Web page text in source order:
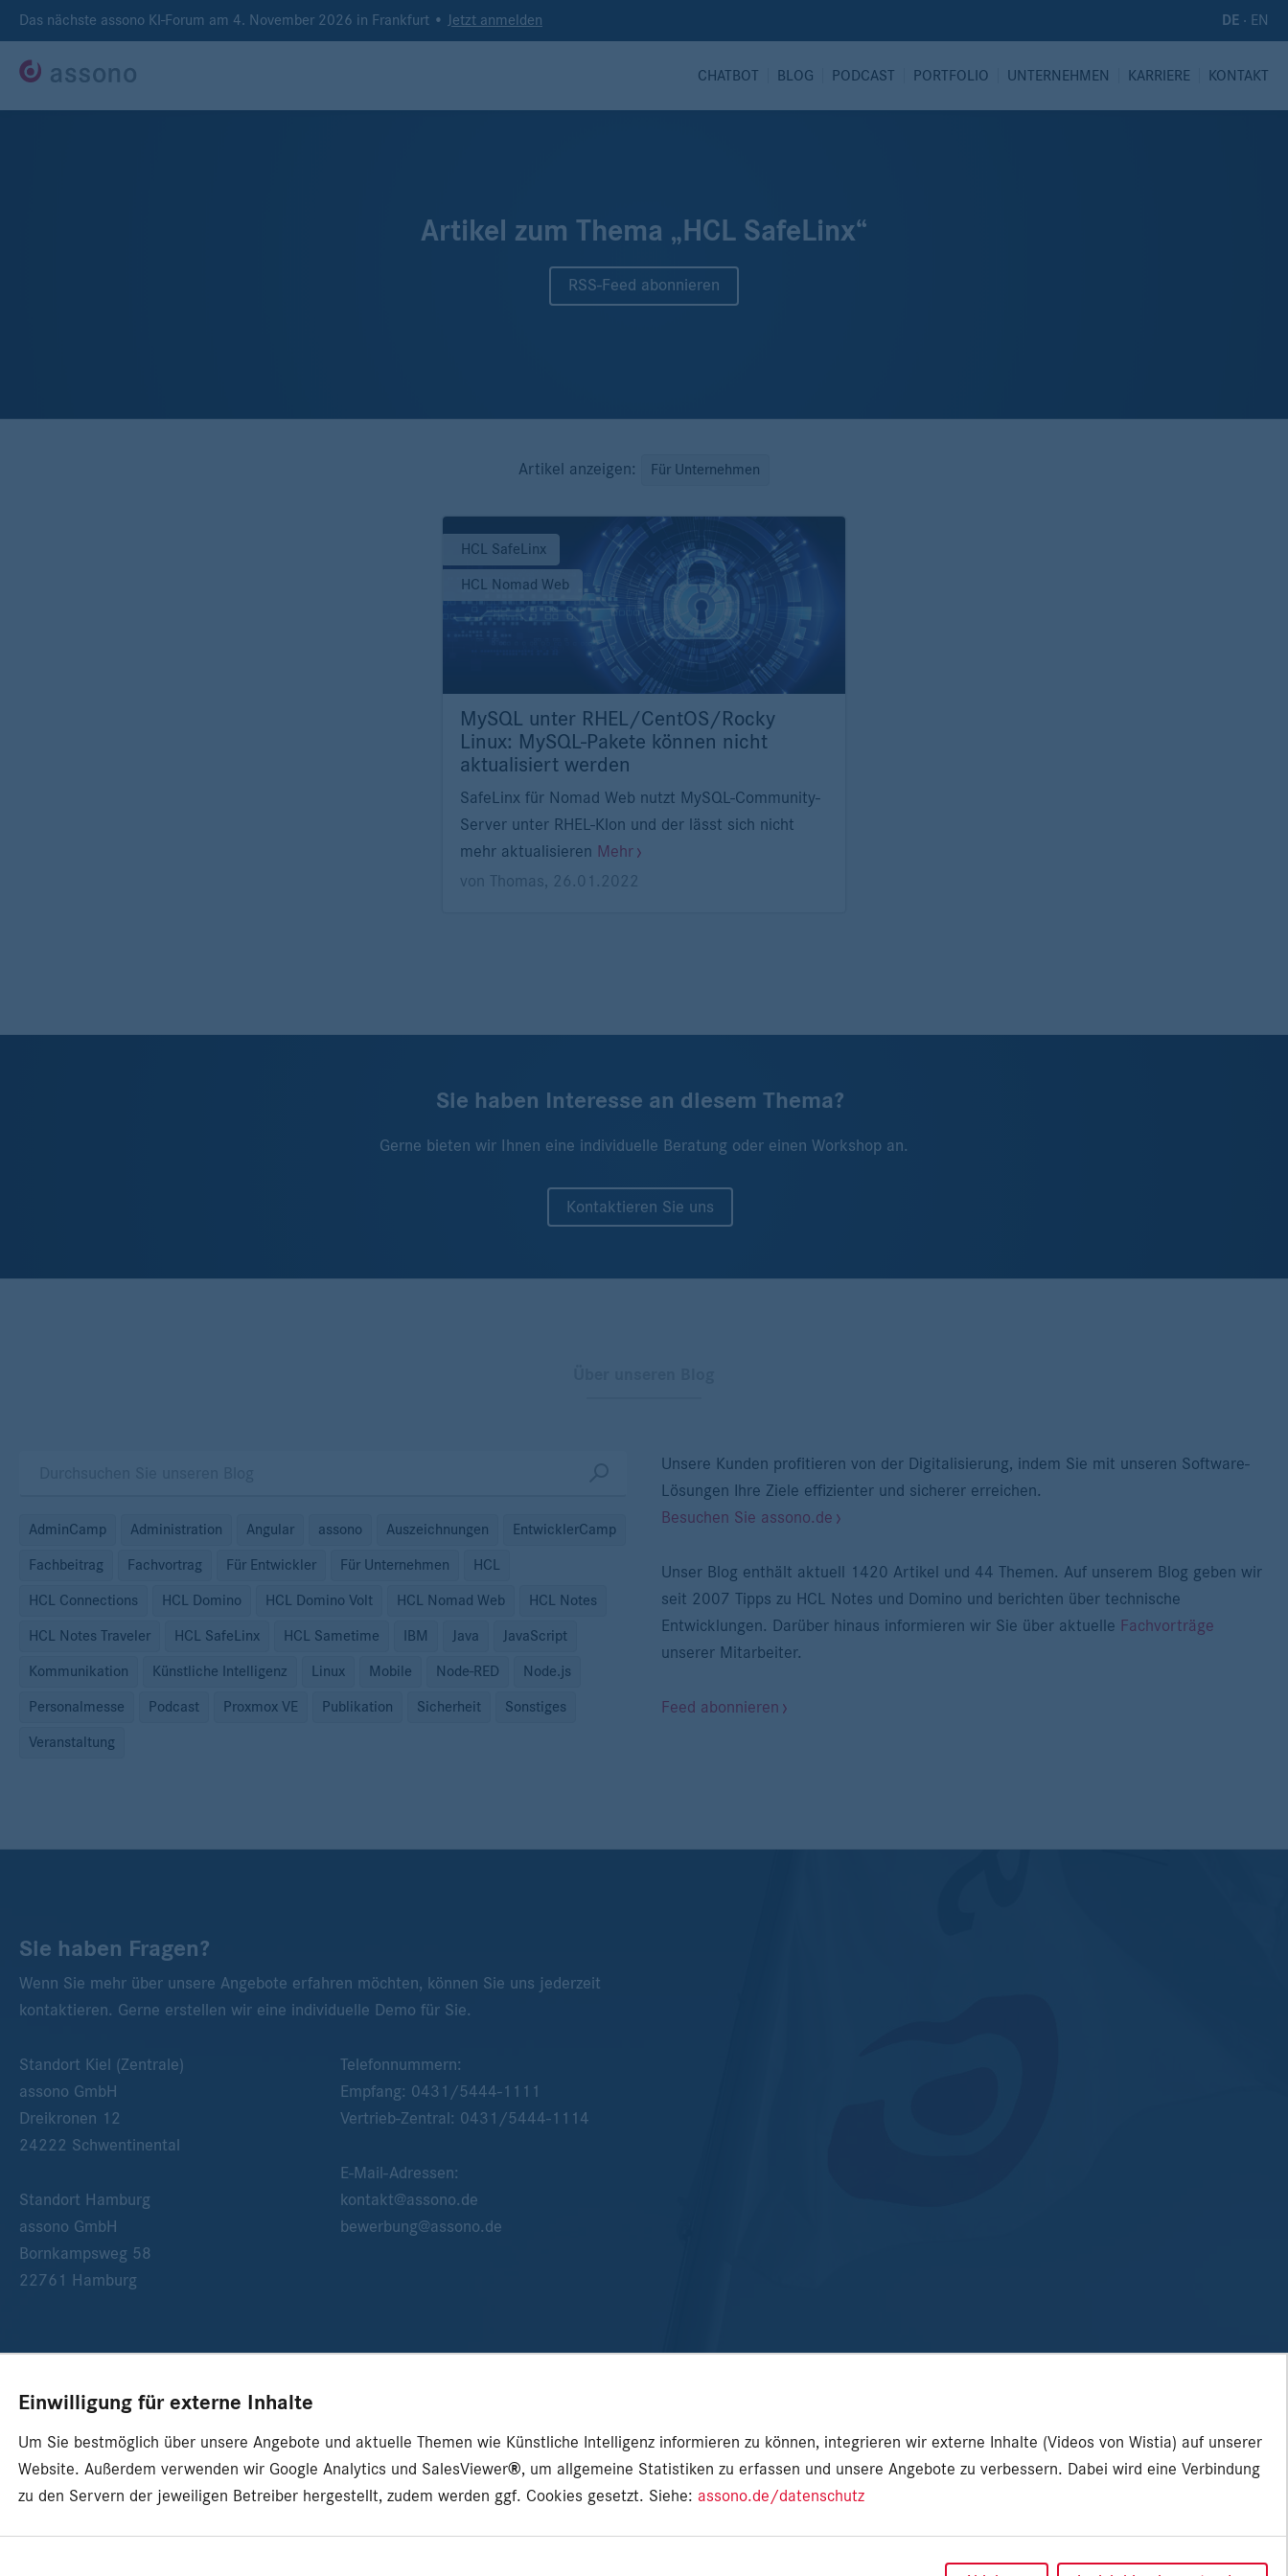
Das nächste assono KI-Forum am 4. November 2026 in Frankfurt • Jetzt anmelden DE · EN
CHATBOT BLOG PODCAST PORTFOLIO UNTERNEHMEN KARRIERE KONTAKT
Artikel zum Thema „HCL SafeLinx“
RSS-Feed abonnieren
Artikel anzeigen: Für Unternehmen
HCL SafeLinx
HCL Nomad Web
MySQL unter RHEL/CentOS/Rocky
Linux: MySQL-Pakete können nicht
aktualisiert werden
SafeLinx für Nomad Web nutzt MySQL-Community-
Server unter RHEL-Klon und der lässt sich nicht
mehr aktualisieren Mehr
von
Thomas, 26.01.2022
Sie haben Interesse an diesem Thema?
Gerne bieten wir Ihnen eine individuelle Beratung oder einen Workshop an.
Kontaktieren Sie uns
AdminCamp Administration Angular assono Auszeichnungen EntwicklerCamp
Fachbeitrag Fachvortrag Für Entwickler Für Unternehmen HCL
HCL Connections HCL Domino HCL Domino Volt HCL Nomad Web HCL Notes
HCL Notes Traveler HCL SafeLinx HCL Sametime IBM Java JavaScript
Kommunikation Künstliche Intelligenz Linux Mobile Node-RED Node.js
Personalmesse Podcast Proxmox VE Publikation Sicherheit Sonstiges
Veranstaltung
Unsere Kunden profitieren von der Digitalisierung, indem Sie mit unseren Software-
Lösungen Ihre Ziele effizienter und sicherer erreichen.
Besuchen Sie assono.de
Unser Blog enthält aktuell 1420 Artikel und 44 Themen. Auf unserem Blog geben wir
seit 2007 Tipps zu HCL Notes und Domino und berichten über technische
Entwicklungen. Darüber hinaus informieren wir Sie über aktuelle Fachvorträge
unserer Mitarbeiter.
Feed abonnieren
Sie haben Fragen?
Wenn Sie mehr über unsere Angebote erfahren möchten, können Sie uns jederzeit
kontaktieren. Gerne erstellen wir eine individuelle Demo für Sie.
Standort Kiel (Zentrale)
assono GmbH
Dreikronen 12
24222 Schwentinental
Standort Hamburg
assono GmbH
Bornkampsweg 58
22761
Hamburg
Telefonnummern:
Empfang: 0431/5444-1111
Vertrieb-Zentral: 0431/5444-1114
E-Mail-Adressen:
kontakt@assono.de
bewerbung@assono.de
Einwilligung für externe Inhalte
Um Sie bestmöglich über unsere Angebote und aktuelle Themen wie Künstliche Intelligenz informieren zu können, integrieren wir externe Inhalte (Videos von Wistia) auf unserer
Website. Außerdem verwenden wir Google Analytics und SalesViewer®, um allgemeine Statistiken zu erfassen und unsere Angebote zu verbessern. Dabei wird eine Verbindung
zu den Servern der jeweiligen Betreiber hergestellt, zudem werden ggf. Cookies gesetzt. Siehe: assono.de/datenschutz